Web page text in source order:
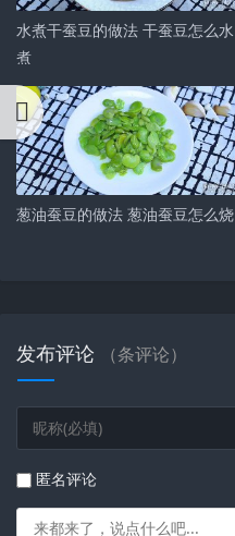
水煮干蚕豆的做法 干蚕豆怎么水
煮
葱油蚕豆的做法 葱油蚕豆怎么烧
发布评论 （条评论）
匿名评论